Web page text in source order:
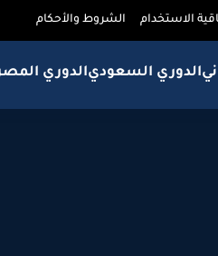
الاستخدام الشروط والأحكام
الدوري السعوديالدوري